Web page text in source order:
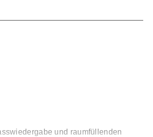
und raumfüllenden